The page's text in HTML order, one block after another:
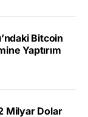
Bitcoin
Yaptırım
Milyar Dolar